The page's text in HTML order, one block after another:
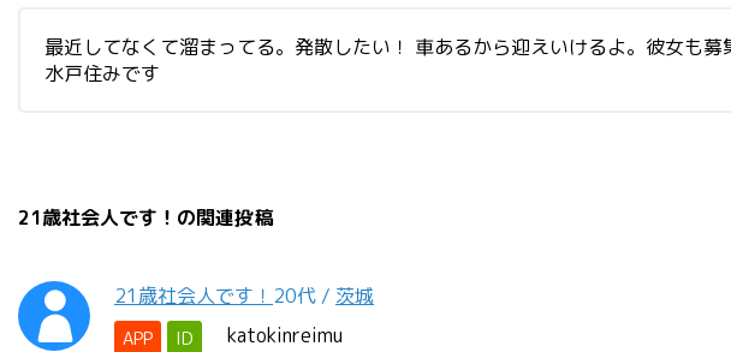
最近してなくて溜まってる。発散したい！ 車あるから迎えいけるよ。彼女も
水戸住みです
21歳社会人です！の関連投稿
21歳社会人です！ 20代 / 茨城
APP ID katokinreimu